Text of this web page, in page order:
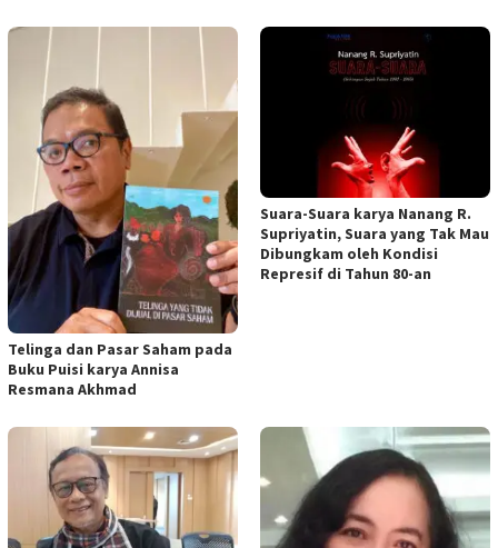
Telinga dan Pasar Saham pada
Buku Puisi karya Annisa
Resmana Akhmad
Suara-Suara karya Nanang R.
Supriyatin, Suara yang Tak Mau
Dibungkam oleh Kondisi
Represif di Tahun 80-an